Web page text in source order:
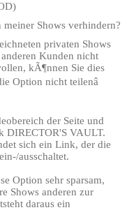
Shows verhindern?
privaten Shows
Kunden nicht
kÃ¶nnen Sie dies
Option nicht teilenâ
der Seite und
DIRECTOR'S VAULT.
sich ein Link, der die
ausschaltet.
Option sehr sparsam,
Shows anderen zur
daraus ein
OFFER!